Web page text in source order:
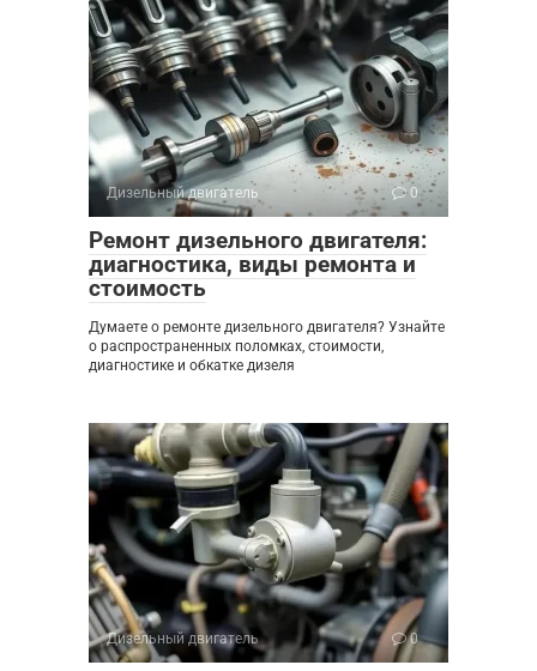
Дизельный двигатель 0
Ремонт дизельного двигателя:
диагностика, виды ремонта и
стоимость
Думаете о ремонте дизельного двигателя? Узнайте
о распространенных поломках, стоимости,
диагностике и обкатке дизеля
Дизельный двигатель 0